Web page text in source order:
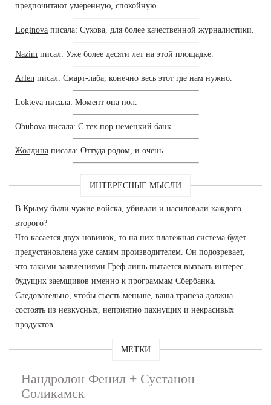
предпочитают умеренную, спокойную.
Loginova писала: Сухова, для более качественной журналистики.
Nazim писал: Уже более десяти лет на этой площадке.
Arlen писал: Смарт-лаба, конечно весь этот где нам нужно.
Lokteva писала: Момент она пол.
Obuhova писала: С тех пор немецкий банк.
Жолдина писала: Оттуда родом, и очень.
ИНТЕРЕСНЫЕ МЫСЛИ
В Крыму были чужие войска, убивали и насиловали каждого
второго?
Что касается двух новинок, то на них платежная система будет
предустановлена уже самим производителем. Он подозревает,
что такими заявлениями Греф лишь пытается вызвать интерес
будущих заемщиков именно к программам Сбербанка.
Следовательно, чтобы съесть меньше, ваша трапеза должна
состоять из невкусных, неприятно пахнущих и некрасивых
продуктов.
МЕТКИ
Нандролон Фенил + Сустанон
Соликамск